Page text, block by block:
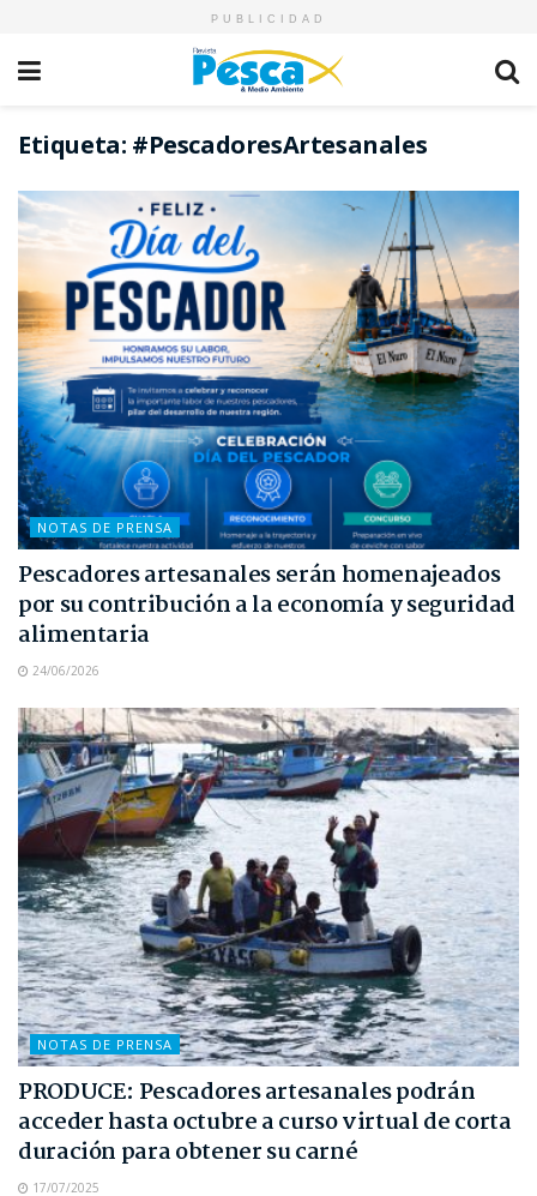
PUBLICIDAD
Etiqueta: #PescadoresArtesanales
NOTAS DE PRENSA
Pescadores artesanales serán homenajeados
por su contribución a la economía y seguridad
alimentaria
24/06/2026
NOTAS DE PRENSA
PRODUCE: Pescadores artesanales podrán
acceder hasta octubre a curso virtual de corta
duración para obtener su carné
17/07/2025